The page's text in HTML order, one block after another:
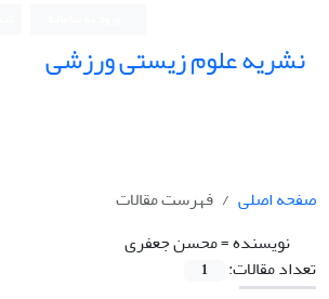
نشریه علوم زیستی ورزشی
صفحه اصلی
فهرست مقالات
نویسنده =محسن جعفری
تعداد مقالات:
1